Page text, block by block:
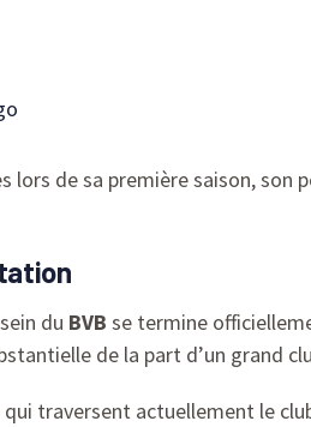
lors de sa première saison, son
du BVB se termine
de la part d’un grand
traversent actuellement le